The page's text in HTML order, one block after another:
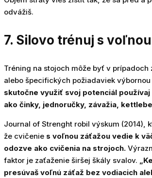
odvážiš.
7. Silovo trénuj s
Tréning na stojoch môže byť v prípadoch
alebo špecifických požiadaviek
skutočne využiť svoj potenciál
ako činky, jednoručky, závažia,
Journal of Strenght robil výskum (2014),
že cvičenie s voľnou záťažou vedie k
odozve ako cvičenia na strojoch.
faktor je zaťaženie širšej škály svalov.
presúvaš voľnú záťaž bez vodiacich